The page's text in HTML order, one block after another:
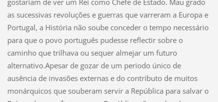
as sucessivas revoluções e guerras que varreram a Europa e
Portugal, a História não soube conceder o tempo necessário
para que o povo português pudesse reflectir sobre o
caminho que trilhava ou sequer almejar um futuro
alternativo.Apesar de gozar de um periodo único de
ausência de invasões externas e do contributo de muitos
monárquicos que souberam servir a República para salvar o